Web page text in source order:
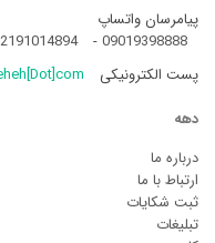
پیامرسان واتساپ
09019398888
-
پست الکترونیکی
دهه
درباره ما
ارتباط با ما
ثبت شکایات
تبلیغات